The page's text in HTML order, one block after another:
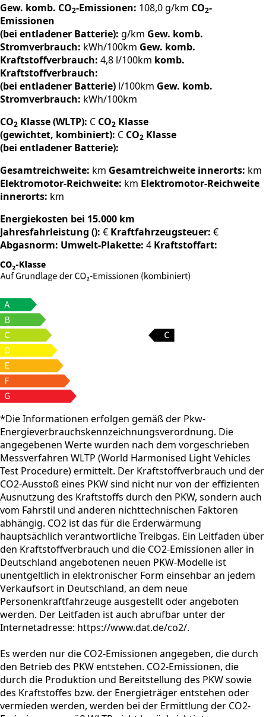
Gew. komb. CO2-Emissionen: 108,0 g/km CO2-
Emissionen
(bei entladener Batterie): g/km Gew. komb.
Stromverbrauch: kWh/100km Gew. komb.
Kraftstoffverbrauch: 4,8 l/100km komb.
Kraftstoffverbrauch:
(bei entladener Batterie) l/100km Gew. komb.
Stromverbrauch: kWh/100km
CO2 Klasse (WLTP): C CO2 Klasse
(gewichtet, kombiniert): C CO2 Klasse
(bei entladener Batterie):
Gesamtreichweite: km Gesamtreichweite innerorts: km
Elektromotor-Reichweite: km Elektromotor-Reichweite
innerorts: km
Energiekosten bei 15.000 km
Jahresfahrleistung (): € Kraftfahrzeugsteuer: €
Abgasnorm: Umwelt-Plakette: 4 Kraftstoffart:
*Die Informationen erfolgen gemäß der Pkw-
Energieverbrauchskennzeichnungsverordnung. Die
angegebenen Werte wurden nach dem vorgeschrieben
Messverfahren WLTP (World Harmonised Light Vehicles
Test Procedure) ermittelt. Der Kraftstoffverbrauch und der
CO2-Ausstoß eines PKW sind nicht nur von der effizienten
Ausnutzung des Kraftstoffs durch den PKW, sondern auch
vom Fahrstil und anderen nichttechnischen Faktoren
abhängig. CO2 ist das für die Erderwärmung
hauptsächlich verantwortliche Treibgas. Ein Leitfaden über
den Kraftstoffverbrauch und die CO2-Emissionen aller in
Deutschland angebotenen neuen PKW-Modelle ist
unentgeltlich in elektronischer Form einsehbar an jedem
Verkaufsort in Deutschland, an dem neue
Personenkraftfahrzeuge ausgestellt oder angeboten
werden. Der Leitfaden ist auch abrufbar unter der
Internetadresse: https://www.dat.de/co2/.
Es werden nur die CO2-Emissionen angegeben, die durch
den Betrieb des PKW entstehen. CO2-Emissionen, die
durch die Produktion und Bereitstellung des PKW sowie
des Kraftstoffes bzw. der Energieträger entstehen oder
vermieden werden, werden bei der Ermittlung der CO2-